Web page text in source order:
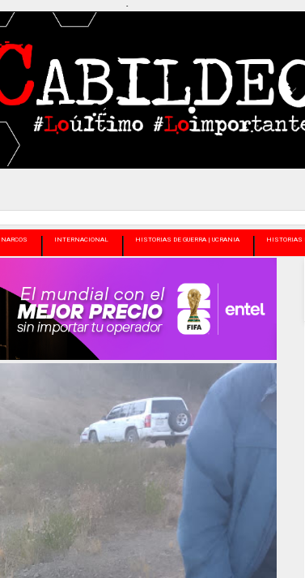
-
NARCOS INTERNACIONAL HISTORIAS DE GUERRA | UCRANIA HISTORIAS